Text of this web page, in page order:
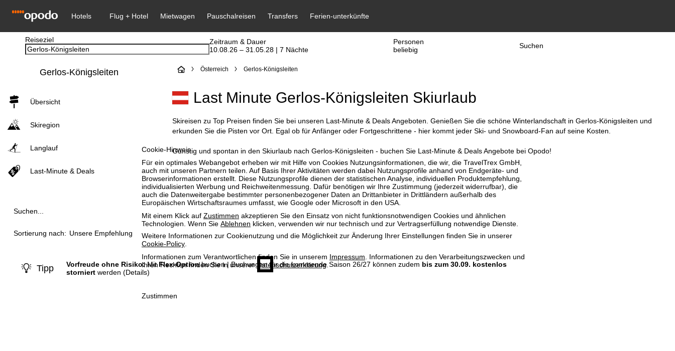
Cookie-Hinweis
Für ein optimales Webangebot erheben wir mit Hilfe von Cookies Nutzungsinformationen, die wir, die TravelTrex GmbH,
auch mit unseren Partnern teilen. Auf Basis Ihrer Aktivitäten werden dabei Nutzungsprofile anhand von Endgeräte- und
Browserinformationen erstellt. Diese Nutzungsprofile dienen der statistischen Analyse, individuellen Produktempfehlung,
individualisierten Werbung und Reichweitenmessung. Dafür benötigen wir Ihre Zustimmung (jederzeit widerrufbar), die
auch die Datenweitergabe bestimmter personenbezogener Daten an Drittanbieter in Drittländern außerhalb des
Europäischen Wirtschaftsraumes umfasst, wie Google oder Microsoft in den USA.
Mit einem Klick auf Zustimmen akzeptieren Sie den Einsatz von nicht funktionsnotwendigen Cookies und ähnlichen
Technologien. Wenn Sie Ablehnen klicken, verwenden wir nur technisch und zur Vertragserfüllung notwendige Dienste.
Weitere Informationen zur Cookienutzung und die Möglichkeit zur Änderung Ihrer Einstellungen finden Sie in unserer
Cookie-Policy
Informationen zum Verantwortlichen finden Sie in unserem Impressum . Informationen zu den Verarbeitungszwecken und
Ihren Rechten finden Sie in unsererDatenschutzerklärung.
Zustimmen
Reiseziel
Zeitraum & Dauer
10.08.26 – 31.05.28 | 7 Nächte
Personen
beliebig
Suchen
Gerlos-Königsleiten
Übersicht
Skiregion
Langlauf
Last-Minute & Deals
S
t
r
t
s
e
i
t
Österreich Gerlos-Königsleiten
Last Minute Gerlos-Königsleiten Skiurlaub
Skireisen zu Top Preisen finden Sie bei unseren Last-Minute & Deals Angeboten. Genießen Sie die schöne Winterlandschaft in Gerlos-Königsleiten und
erkunden Sie die Pisten vor Ort. Egal ob für Anfänger oder Fortgeschrittene - hier kommt jeder Ski- und Snowboard-Fan auf seine Kosten.
Günstig und spontan in den Skiurlaub nach Gerlos-Königsleiten - buchen Sie Last-Minute & Deals Angebote bei Opodo!
Suchen...
Sortierung nach: Unsere Empfehlung
Tipp Vorfreude ohne Risiko:MitFlex-Optionbuchen | Buchungen für die kommende Saison 26/27 können zudem bis zum 30.09. kostenlos
storniertwerden (Details)